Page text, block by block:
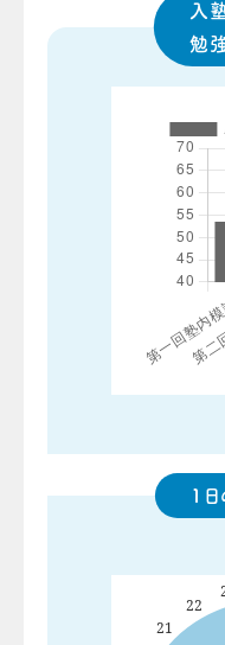
入
勉
1日